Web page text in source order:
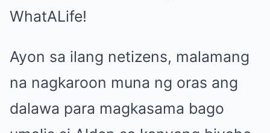
Ayon sa ilang netizens, malamang
na nagkaroon muna ng oras ang
dalawa para magkasama bago